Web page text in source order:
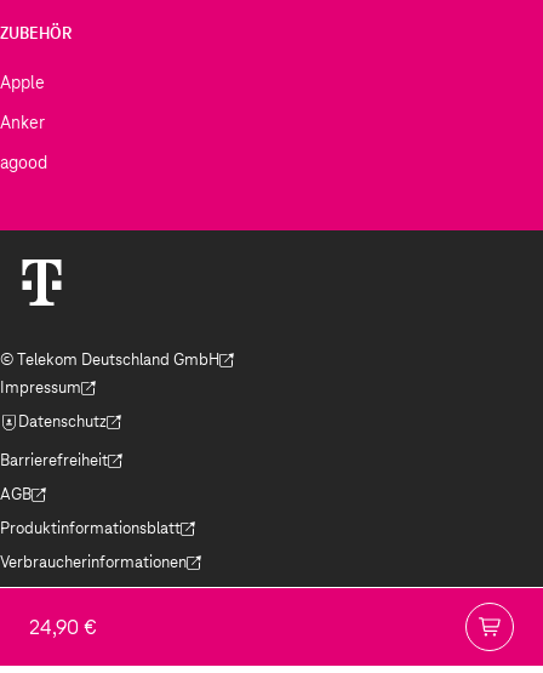
24,90 €
ZUBEHÖR
Apple
Anker
agood
© Telekom Deutschland GmbH
(Der Link wird in einem neuen Tab geöffnet)
Impressum
(Der Link wird in einem neuen Tab geöffnet)
Datenschutz
(Der Link wird in einem neuen Tab geöffnet)
Barrierefreiheit
(Der Link wird in einem neuen Tab geöffnet)
AGB
(Der Link wird in einem neuen Tab geöffnet)
Produktinformationsblatt
(Der Link wird in einem neuen Tab geöffnet)
Verbraucherinformationen
(Der Link wird in einem neuen Tab geöffnet)
Hinweise ElektroG/BattG
(Der Link wird in einem neuen Tab geöffnet)